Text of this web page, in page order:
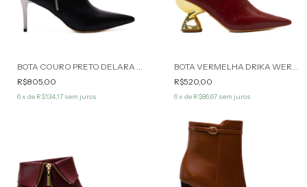
R$805,00
6x de R$134,17 sem juros
R$520,00
6x de R$86,67 sem juros